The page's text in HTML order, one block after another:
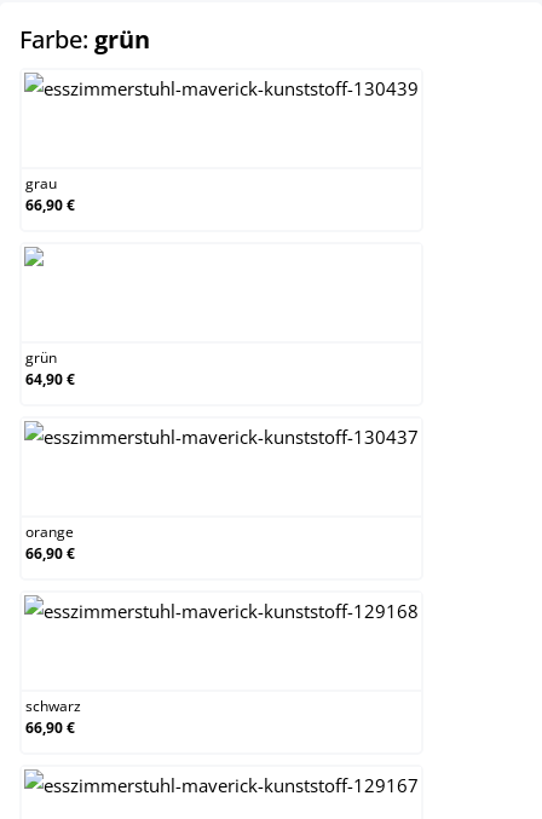
Farbe: grün
grau
66,90 €
grün
64,90 €
orange
66,90 €
schwarz
66,90 €